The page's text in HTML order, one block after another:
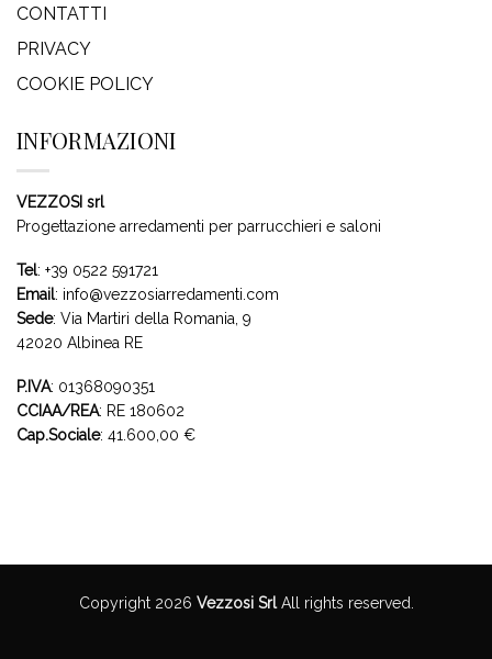
CONTATTI
PRIVACY
COOKIE POLICY
INFORMAZIONI
VEZZOSI srl
Progettazione arredamenti per parrucchieri e saloni
Tel: +39 0522 591721
Email: info@vezzosiarredamenti.com
Sede: Via Martiri della Romania, 9
42020 Albinea RE
P.IVA: 01368090351
CCIAA/REA: RE 180602
Cap.Sociale: 41.600,00 €
Copyright 2026 Vezzosi SrlAll rights reserved.